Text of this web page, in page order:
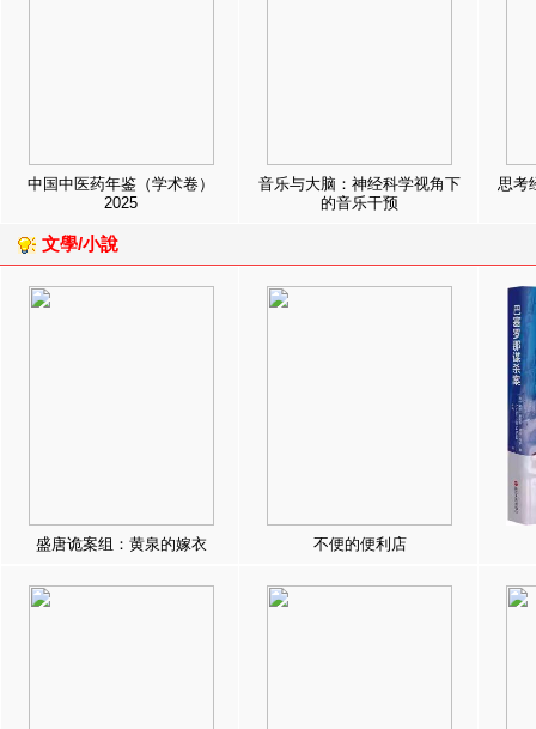
中国中医药年鉴（学术卷）
2025
音乐与大脑：神经科学视角下
的音乐干预
思考
文學/小說
盛唐诡案组：黄泉的嫁衣 不便的便利店